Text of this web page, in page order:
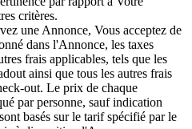
critères.
une Annonce, Vous acceptez de
dans l'Annonce, les taxes
frais applicables, tels que les
ainsi que tous les autres frais
out. Le prix de chaque
par personne, sauf indication
basés sur le tarif spécifié par le